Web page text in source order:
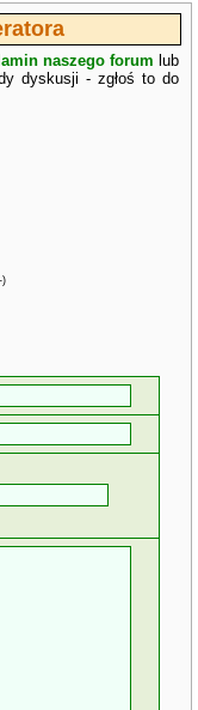
naszego forum lub
dyskusji - zgłoś to do
)